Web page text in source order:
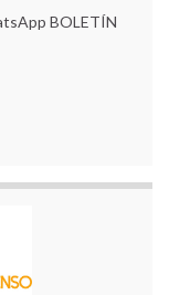
BOLETÍN